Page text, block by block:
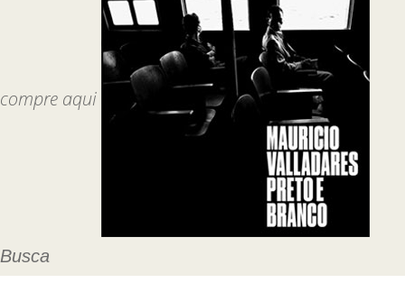
compre aqui
Busca